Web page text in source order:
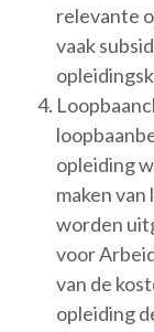
relevante
vaak
opleiding
maken
worden
voor
van de
opleiding